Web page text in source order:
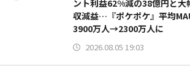
ント利益62%減の38億円と大
収減益…『ポケポケ』平均
3900万人→2300万人に
2026.08.05 19:03